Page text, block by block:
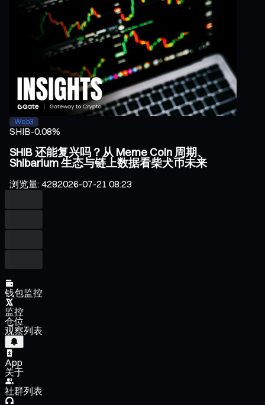
Web3
SHIB-0.08%
SHIB 还能复兴吗？从 Meme Coin 周期、
Shibarium 生态与链上数据看柴犬币未来
浏览量:4282026-07-21 08:23
钱包监控
监控
仓位
观察列表
App
关于
社群列表